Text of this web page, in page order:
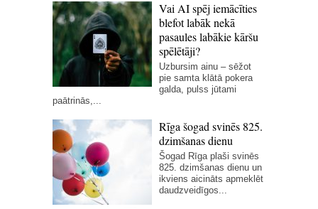
Vai AI spēj iemācīties
blefot labāk nekā
pasaules labākie kāršu
spēlētāji?
Uzbursim ainu – sēžot
pie samta klātā pokera
galda, pulss jūtami
paātrinās,...
Rīga šogad svinēs 825.
dzimšanas dienu
Šogad Rīga plaši svinēs
825. dzimšanas dienu un
ikviens aicināts apmeklēt
daudzveidīgos...